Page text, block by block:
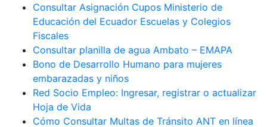
Consultar Asignación Cupos Ministerio de
Educación del Ecuador Escuelas y Colegios
Fiscales
Consultar planilla de agua Ambato – EMAPA
Bono de Desarrollo Humano para mujeres
embarazadas y niños
Red Socio Empleo: Ingresar, registrar o actualizar
Hoja de Vida
Cómo Consultar Multas de Tránsito ANT en línea